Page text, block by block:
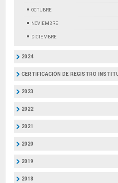
OCTUBRE
NOVIEMBRE
DICIEMBRE
2024
CERTIFICACIÓN DE REGISTRO
2023
2022
2021
2020
2019
2018